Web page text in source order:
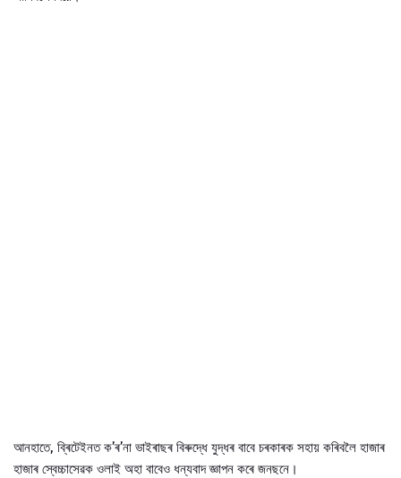
আনহাতে, ব্ৰিটেইনত ক’ৰ’না ভাইৰাছৰ বিৰুদ্ধে যুদ্ধৰ বাবে চৰকাৰক সহায় কৰিবলৈ হাজাৰ
হাজাৰ স্বেচ্চাসেৱক ওলাই অহা বাবেও ধন্যবাদ জ্ঞাপন কৰে জনছনে।